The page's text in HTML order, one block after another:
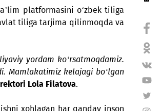
platforma davlat tili haqidagi
qiladi.
bepul ta’lim platformasini
leksiyalar davlat tiliga tarjima
moliyaviy yordam